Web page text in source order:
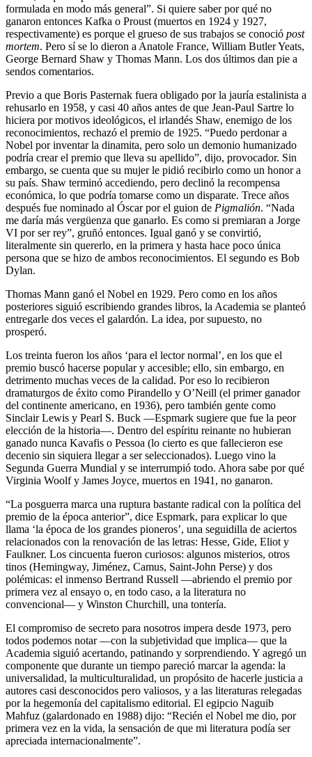
formulada en modo más general”. Si quiere saber por qué no
ganaron entonces Kafka o Proust (muertos en 1924 y 1927,
respectivamente) es porque el grueso de sus trabajos se conoció post
mortem. Pero sí se lo dieron a Anatole France, William Butler Yeats,
George Bernard Shaw y Thomas Mann. Los dos últimos dan pie a
sendos comentarios.
Previo a que Boris Pasternak fuera obligado por la jauría estalinista a
rehusarlo en 1958, y casi 40 años antes de que Jean-Paul Sartre lo
hiciera por motivos ideológicos, el irlandés Shaw, enemigo de los
reconocimientos, rechazó el premio de 1925. “Puedo perdonar a
Nobel por inventar la dinamita, pero solo un demonio humanizado
podría crear el premio que lleva su apellido”, dijo, provocador. Sin
embargo, se cuenta que su mujer le pidió recibirlo como un honor a
su país. Shaw terminó accediendo, pero declinó la recompensa
económica, lo que podría tomarse como un disparate. Trece años
después fue nominado al Óscar por el guion de Pigmalión. “Nada
me daría más vergüenza que ganarlo. Es como si premiaran a Jorge
VI por ser rey”, gruñó entonces. Igual ganó y se convirtió,
literalmente sin quererlo, en la primera y hasta hace poco única
persona que se hizo de ambos reconocimientos. El segundo es Bob
Dylan.
Thomas Mann ganó el Nobel en 1929. Pero como en los años
posteriores siguió escribiendo grandes libros, la Academia se planteó
entregarle dos veces el galardón. La idea, por supuesto, no
prosperó.
Los treinta fueron los años ‘para el lector normal’, en los que el
premio buscó hacerse popular y accesible; ello, sin embargo, en
detrimento muchas veces de la calidad. Por eso lo recibieron
dramaturgos de éxito como Pirandello y O’Neill (el primer ganador
del continente americano, en 1936), pero también gente como
Sinclair Lewis y Pearl S. Buck ―Espmark sugiere que fue la peor
elección de la historia―. Dentro del espíritu reinante no hubieran
ganado nunca Kavafis o Pessoa (lo cierto es que fallecieron ese
decenio sin siquiera llegar a ser seleccionados). Luego vino la
Segunda Guerra Mundial y se interrumpió todo. Ahora sabe por qué
Virginia Woolf y James Joyce, muertos en 1941, no ganaron.
“La posguerra marca una ruptura bastante radical con la política del
premio de la época anterior”, dice Espmark, para explicar lo que
llama ‘la época de los grandes pioneros’, una seguidilla de aciertos
relacionados con la renovación de las letras: Hesse, Gide, Eliot y
Faulkner. Los cincuenta fueron curiosos: algunos misterios, otros
tinos (Hemingway, Jiménez, Camus, Saint-John Perse) y dos
polémicas: el inmenso Bertrand Russell ―abriendo el premio por
primera vez al ensayo o, en todo caso, a la literatura no
convencional― y Winston Churchill, una tontería.
El compromiso de secreto para nosotros impera desde 1973, pero
todos podemos notar ―con la subjetividad que implica― que la
Academia siguió acertando, patinando y sorprendiendo. Y agregó un
componente que durante un tiempo pareció marcar la agenda: la
universalidad, la multiculturalidad, un propósito de hacerle justicia a
autores casi desconocidos pero valiosos, y a las literaturas relegadas
por la hegemonía del capitalismo editorial. El egipcio Naguib
Mahfuz (galardonado en 1988) dijo: “Recién el Nobel me dio, por
primera vez en la vida, la sensación de que mi literatura podía ser
apreciada internacionalmente”.